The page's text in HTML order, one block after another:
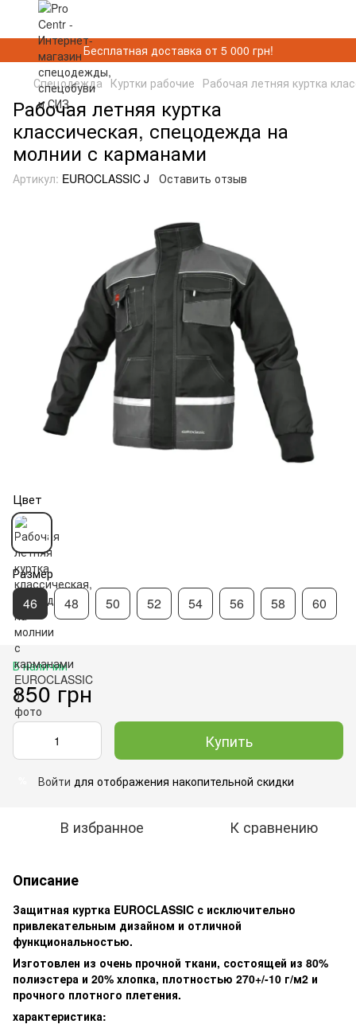
Бесплатная доставка от 5 000 грн!
Спецодежда Куртки рабочие Рабочая летняя куртка
Рабочая летняя куртка
классическая, спецодежда на
молнии с карманами
Артикул: EUROCLASSIC J Оставить отзыв
Цвет
Размер
46 48 50 52 54 56 58 60
В наличии
850 грн
Купить
Войти для отображения накопительной скидки
В избранное К сравнению
Описание
Защитная куртка EUROCLASSIC с исключительно
привлекательным дизайном и отличной
функциональностью.
Изготовлен из очень прочной ткани, состоящей из 80%
полиэстера и 20% хлопка, плотностью 270+/-10 г/м2 и
прочного плотного плетения.
характеристика: